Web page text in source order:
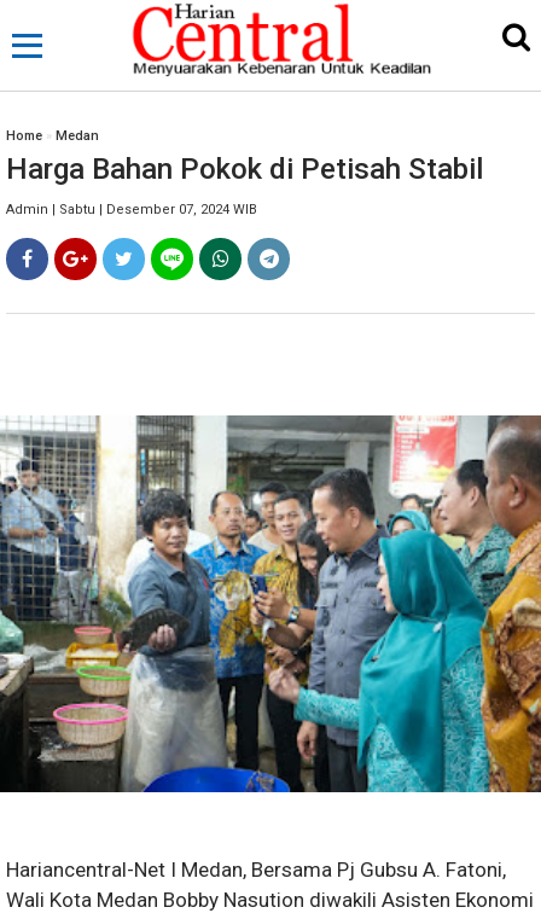
Home » Medan
Harga Bahan Pokok di Petisah Stabil
Admin | Sabtu | Desember 07, 2024 WIB
Hariancentral-Net I Medan, Bersama Pj Gubsu A. Fatoni,
Wali Kota Medan Bobby Nasution diwakili Asisten Ekonomi